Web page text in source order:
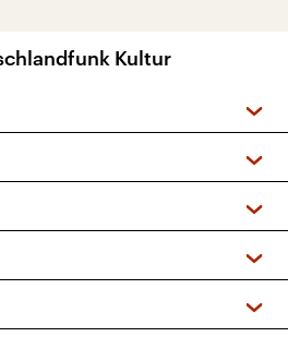
Kultur
Podcasts
+ DAB+)